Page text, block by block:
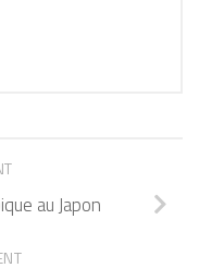
au Japon